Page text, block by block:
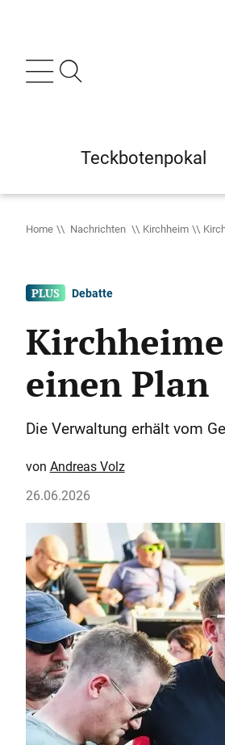
Teckbotenpokal
Home Nachrichten Kirchheim
Debatte
einen Plan
Die Verwaltung erhält vom
Andreas Volz
26.06.2026